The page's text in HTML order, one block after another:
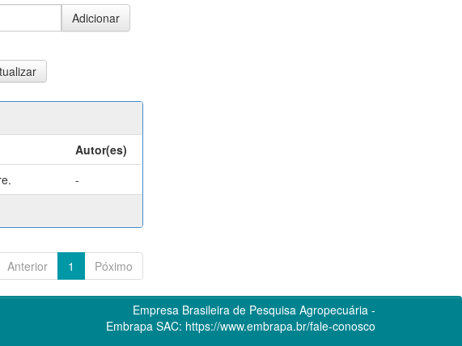
Autor(es)
-
Anterior 1 Póximo
Empresa Brasileira de Pesquisa Agropecuária -
Embrapa SAC: https://www.embrapa.br/fale-conosco